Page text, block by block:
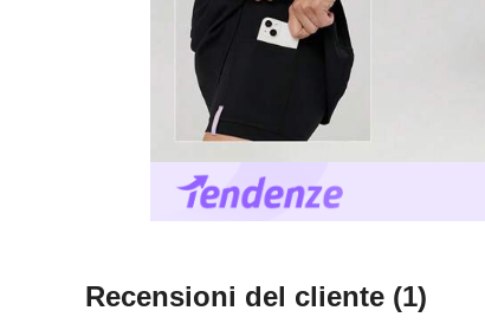
Recensioni del cliente (1)